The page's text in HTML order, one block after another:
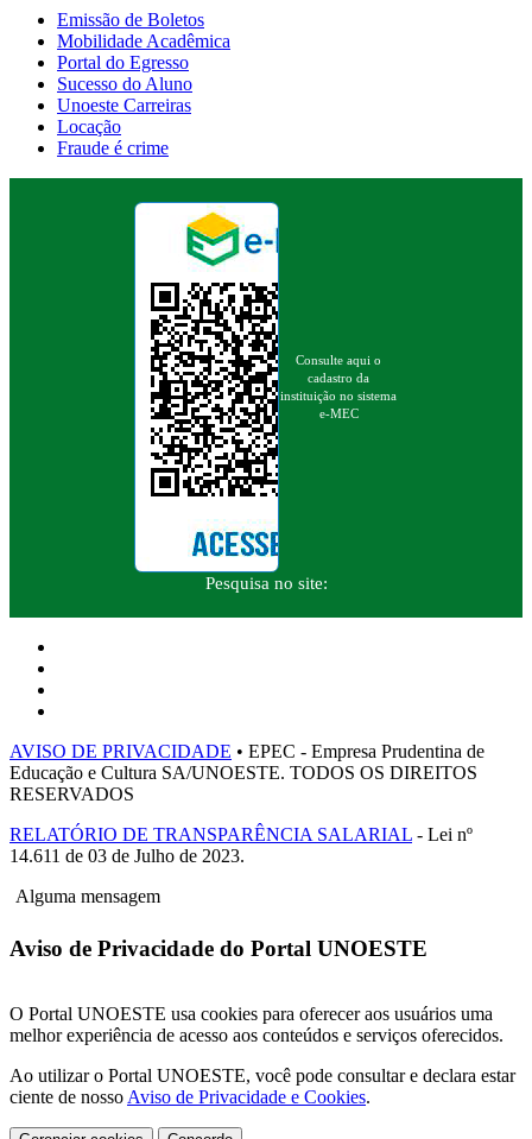
Emissão de Boletos
Mobilidade Acadêmica
Portal do Egresso
Sucesso do Aluno
Unoeste Carreiras
Locação
Fraude é crime
Consulte aqui o
cadastro da
instituição no sistema
e-MEC
Pesquisa no site:
AVISO DE PRIVACIDADE • EPEC - Empresa Prudentina de
Educação e Cultura SA/UNOESTE. TODOS OS DIREITOS
RESERVADOS
RELATÓRIO DE TRANSPARÊNCIA SALARIAL - Lei nº
14.611 de 03 de Julho de 2023.
Alguma mensagem
Aviso de Privacidade do Portal UNOESTE
O Portal UNOESTE usa cookies para oferecer aos usuários uma
melhor experiência de acesso aos conteúdos e serviços oferecidos.
Ao utilizar o Portal UNOESTE, você pode consultar e declara estar
ciente de nosso Aviso de Privacidade e Cookies.